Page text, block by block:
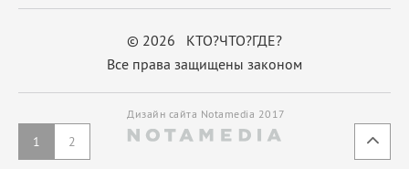
1 2
© 2026 КТО?ЧТО?ГДЕ?
Все права защищены законом
Дизайн сайта Notamedia 2017